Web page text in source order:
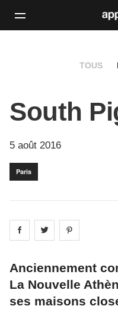
TOUS
South
5 août 2016
Paris
Share on facebook
Share on
Anciennement
La Nouvelle
ses maisons